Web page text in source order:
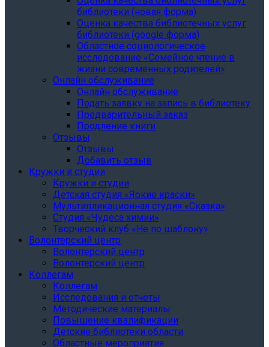
библиотеки (новая форма)
Oценка качества библиотечных услуг
библиотеки (google форма)
Областное социологическое
исследование «Семейное чтение в
жизни современных родителей»
Онлайн обслуживание
Онлайн обслуживание
Подать заявку на запись в библиотеку
Предварительный заказ
Продление книги
Отзывы
Отзывы
Добавить отзыв
Кружки и студии
Кружки и студии
Детская студия «Яркие краски»
Мультипликационная студия «Сказка»
Студия «Чудеса химии»
Творческий клуб «Не по шаблону»
Волонтерский центр
Волонтерский центр
Волонтерский центр
Коллегам
Коллегам
Исследования и отчеты
Методические материалы
Повышение квалификации
Детские библиотеки области
Областные мероприятия